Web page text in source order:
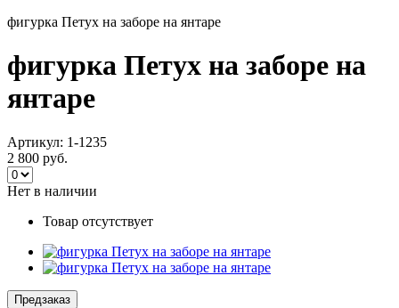
фигурка Петух на заборе на янтаре
фигурка Петух на заборе на
янтаре
Артикул: 1-1235
2 800 руб.
Нет в наличии
Товар отсутствует
Предзаказ